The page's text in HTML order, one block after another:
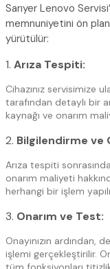
Sarıyer Lenovo
memnuniyetini ön
yürütülür:
1. Arıza Tespiti:
Cihazınız servisimize
tarafından detaylı bir
kaynağı ve onarım
2. Bilgilendirme ve
Arıza tespiti
onarım maliyeti
herhangi bir işlem
3. Onarım ve Test:
Onayınızın ardından,
işlemi gerçekleştirilir.